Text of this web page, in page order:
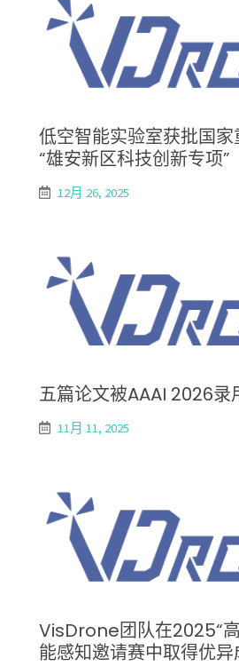
低空智能实验室获批国
“雄安新区科技创新专项”
12月 26, 2025
五篇论文被AAAI 2026录
11月 11, 2025
VisDrone团队在2025“
能感知邀请赛中取得优异